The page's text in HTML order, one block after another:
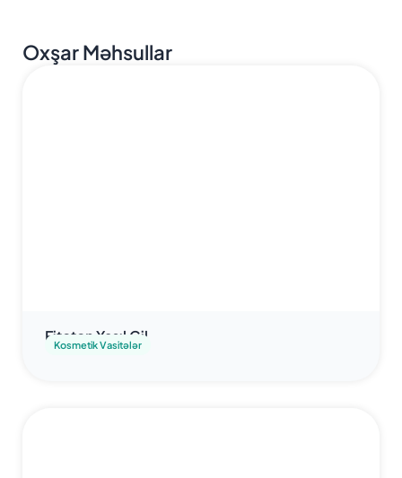
Oxşar Məhsullar
Fitoton Yaşıl Gil
Kosmetik Vasitələr